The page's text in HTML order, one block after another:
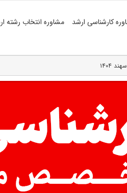
کارشناسی ارشد مشاوره انتخاب رشته